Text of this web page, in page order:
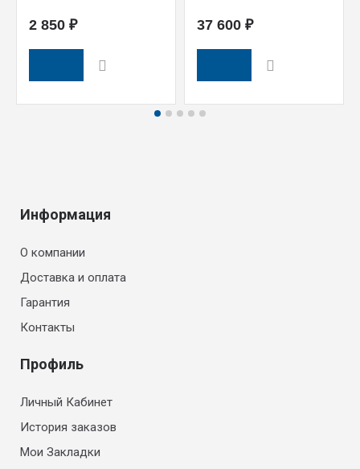
2 850 ₽ 37 600 ₽
Информация
О компании
Доставка и оплата
Гарантия
Контакты
Профиль
Личный Кабинет
История заказов
Мои Закладки